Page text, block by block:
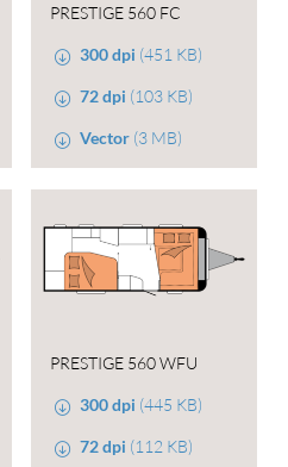
PRESTIGE 560 FC
300 dpi (451 KB)
72 dpi (103 KB)
Vector (3 MB)
PRESTIGE 560 WFU
300 dpi (445 KB)
72 dpi (112 KB)